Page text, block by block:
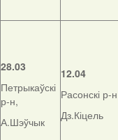
28.03
Петрыкаўскі
р-н,
А.Шэўчык
12.04
Расонскі р-
Дз.Кіцель